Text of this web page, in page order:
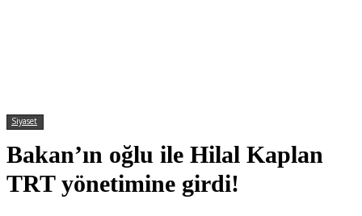
Siyaset
Bakan’ın oğlu ile Hilal Kaplan
TRT yönetimine girdi!